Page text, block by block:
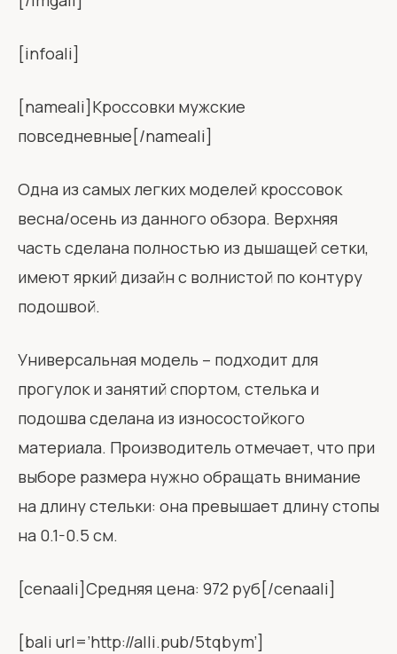
[infoali]
[nameali]Кроссовки мужские
повседневные[/nameali]
Одна из самых легких моделей кроссовок
весна/осень из данного обзора. Верхняя
часть сделана полностью из дышащей сетки,
имеют яркий дизайн с волнистой по контуру
подошвой.
Универсальная модель – подходит для
прогулок и занятий спортом, стелька и
подошва сделана из износостойкого
материала. Производитель отмечает, что при
выборе размера нужно обращать внимание
на длину стельки: она превышает длину стопы
на 0.1-0.5 см.
[cenaali]Средняя цена: 972 руб[/cenaali]
[bali url=’http://alli.pub/5tqbym’]